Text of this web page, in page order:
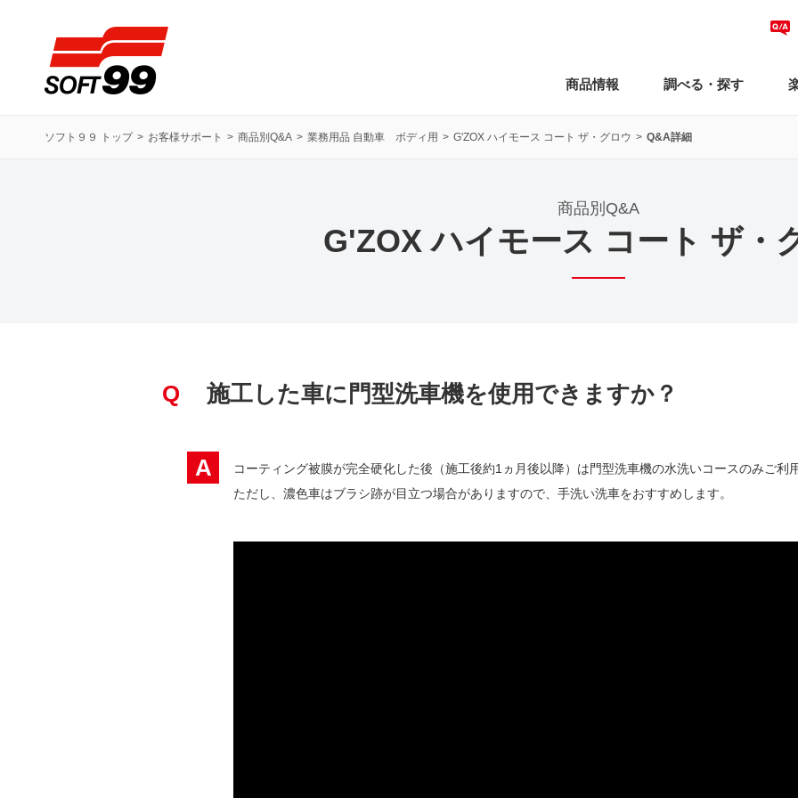
商品情報 調べる・探す
ソフト９９ トップ お客様サポート 商品別Q&A 業務用品 自動車 ボディ用 G'ZOX ハイモース コート ザ・グロウ Q&A詳細
商品別Q&A
G'ZOX ハイモース コート ザ・
Q 施工した車に門型洗車機を使用できますか？
A
コーティング被膜が完全硬化した後（施工後約1ヵ月後以降）は門型洗車機の水洗いコースのみご利
ただし、濃色車はブラシ跡が目立つ場合がありますので、手洗い洗車をおすすめします。